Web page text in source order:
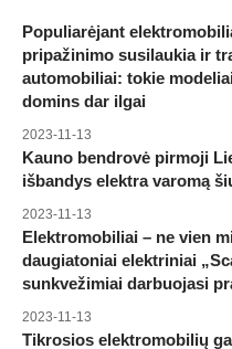
Populiarėjant
pripažinimo susilaukia ir
automobiliai: tokie
domins dar ilgai
2023-11-13
Kauno bendrovė pirmoji
išbandys elektra varomą
2023-11-13
Elektromobiliai – ne vien
daugiatoniai elektriniai
sunkvežimiai darbuojasi
2023-11-13
Tikrosios elektromobilių